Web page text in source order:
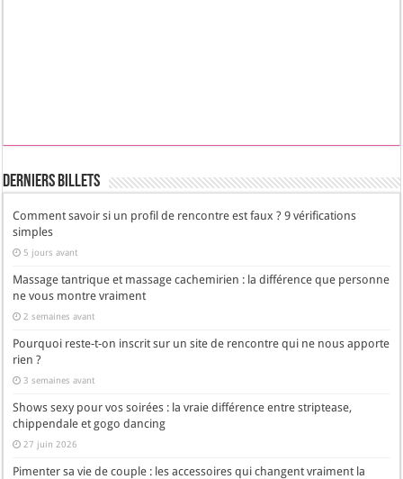
Derniers Billets
Comment savoir si un profil de rencontre est faux ? 9 vérifications
simples
5 jours avant
Massage tantrique et massage cachemirien : la différence que personne
ne vous montre vraiment
2 semaines avant
Pourquoi reste-t-on inscrit sur un site de rencontre qui ne nous apporte
rien ?
3 semaines avant
Shows sexy pour vos soirées : la vraie différence entre striptease,
chippendale et gogo dancing
27 juin 2026
Pimenter sa vie de couple : les accessoires qui changent vraiment la